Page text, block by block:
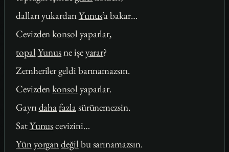
dalları yukardanYunus’a bakar…
Cevizdenkonsol yaparlar,
topal Yunusne işeyarar?
Zemheriler geldi barınamazsın.
Cevizdenkonsol yaparlar.
Gayrı dahafazlasürünemezsin.
SatYunuscevizini…
Yünyorgandeğil bu sarınamazsın.